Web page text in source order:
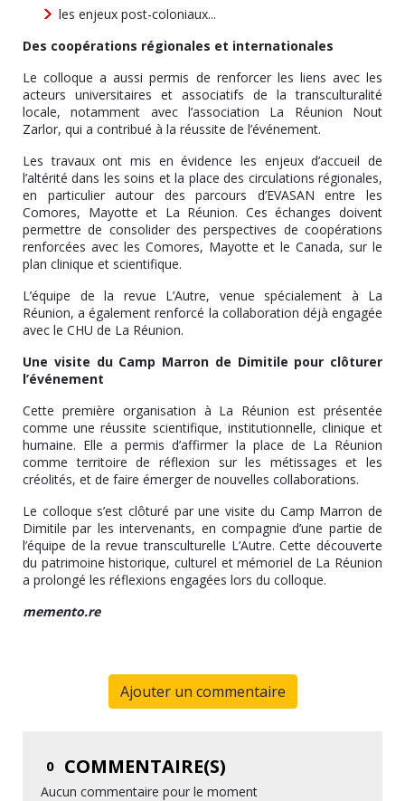
les enjeux post-coloniaux...
Des coopérations régionales et internationales
Le colloque a aussi permis de renforcer les liens avec les
acteurs universitaires et associatifs de la transculturalité
locale, notamment avec l’association La Réunion Nout
Zarlor, qui a contribué à la réussite de l’événement.
Les travaux ont mis en évidence les enjeux d’accueil de
l’altérité dans les soins et la place des circulations régionales,
en particulier autour des parcours d’EVASAN entre les
Comores, Mayotte et La Réunion. Ces échanges doivent
permettre de consolider des perspectives de coopérations
renforcées avec les Comores, Mayotte et le Canada, sur le
plan clinique et scientifique.
L’équipe de la revue L’Autre, venue spécialement à La
Réunion, a également renforcé la collaboration déjà engagée
avec le CHU de La Réunion.
Une visite du Camp Marron de Dimitile pour clôturer
l’événement
Cette première organisation à La Réunion est présentée
comme une réussite scientifique, institutionnelle, clinique et
humaine. Elle a permis d’affirmer la place de La Réunion
comme territoire de réflexion sur les métissages et les
créolités, et de faire émerger de nouvelles collaborations.
Le colloque s’est clôturé par une visite du Camp Marron de
Dimitile par les intervenants, en compagnie d’une partie de
l’équipe de la revue transculturelle L’Autre. Cette découverte
du patrimoine historique, culturel et mémoriel de La Réunion
a prolongé les réflexions engagées lors du colloque.
memento.re
Ajouter un commentaire
0 COMMENTAIRE(S)
Aucun commentaire pour le moment